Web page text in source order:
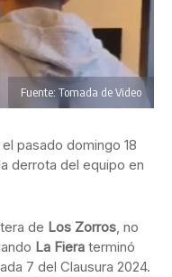
Fuente: Tomada de Video
el pasado domingo 18
derrota del equipo en
de Los Zorros, no
La Fiera terminó
7 del Clausura 2024.